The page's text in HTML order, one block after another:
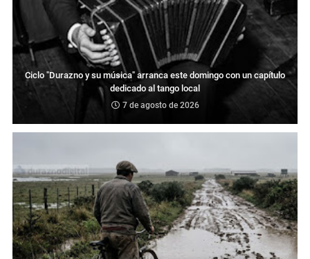
Ciclo "Durazno y su música" arranca este domingo con un capítulo
dedicado al tango local
7 de agosto de 2026